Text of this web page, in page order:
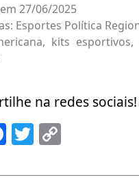
27/06/2025
Esportes Política
, kits esportivos,
na redes sociais!
Facebook
Twitter